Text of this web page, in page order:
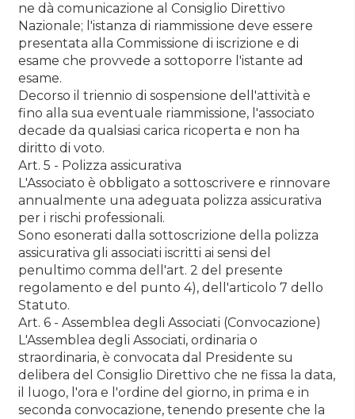
ne dà comunicazione al Consiglio Direttivo
Nazionale; l'istanza di riammissione deve essere
presentata alla Commissione di iscrizione e di
esame che provvede a sottoporre l'istante ad
esame.
Decorso il triennio di sospensione dell'attività e
fino alla sua eventuale riammissione, l'associato
decade da qualsiasi carica ricoperta e non ha
diritto di voto.
Art. 5 - Polizza assicurativa
L'Associato è obbligato a sottoscrivere e rinnovare
annualmente una adeguata polizza assicurativa
per i rischi professionali.
Sono esonerati dalla sottoscrizione della polizza
assicurativa gli associati iscritti ai sensi del
penultimo comma dell'art. 2 del presente
regolamento e del punto 4), dell'articolo 7 dello
Statuto.
Art. 6 - Assemblea degli Associati (Convocazione)
L'Assemblea degli Associati, ordinaria o
straordinaria, è convocata dal Presidente su
delibera del Consiglio Direttivo che ne fissa la data,
il luogo, l'ora e l'ordine del giorno, in prima e in
seconda convocazione, tenendo presente che la